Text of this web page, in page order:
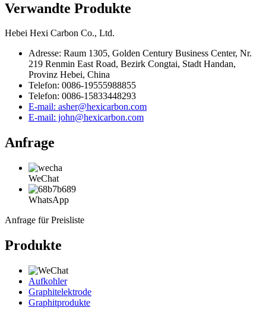
Verwandte Produkte
Hebei Hexi Carbon Co., Ltd.
Adresse: Raum 1305, Golden Century Business Center, Nr.
219 Renmin East Road, Bezirk Congtai, Stadt Handan,
Provinz Hebei, China
Telefon: 0086-19555988855
Telefon: 0086-15833448293
E-mail: asher@hexicarbon.com
E-mail: john@hexicarbon.com
Anfrage
WeChat
WhatsApp
Anfrage für Preisliste
Produkte
Aufkohler
Graphitelektrode
Graphitprodukte